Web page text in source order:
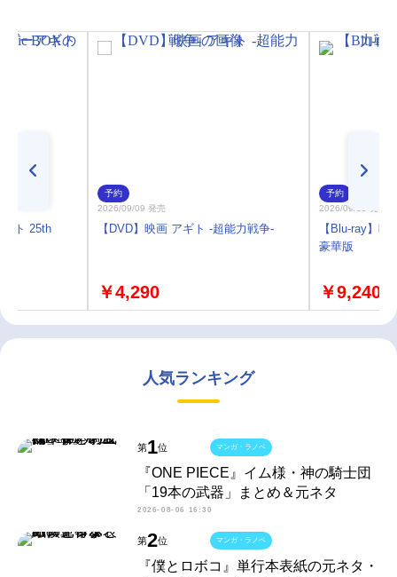
ト 25th
予約
2026/09/09 発売
【DVD】映画 アギト -超能力戦争-
￥4,290
予約
2026/09/09 発売
【Blu-ray】
豪華版
￥9,240
人気ランキング
第1位
『ONE PIECE』イム様・神の騎士団
「19本の武器」まとめ＆元ネタ
2026-08-06 16:30
マンガ・ラノベ
第2位
『僕とロボコ』単行本表紙の元ネタ・
マンガ・ラノベ